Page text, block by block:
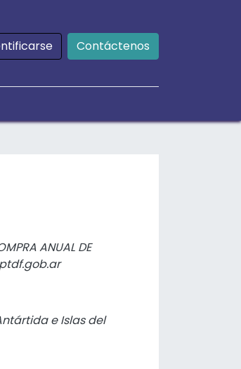
Contáctenos
ANUAL DE
e Islas del